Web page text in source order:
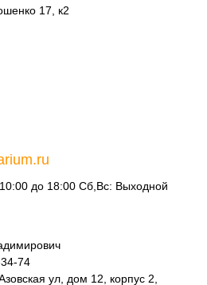
17, к2
до 18:00 Сб,Вс: Выходной
74
ул, дом 12, корпус 2,